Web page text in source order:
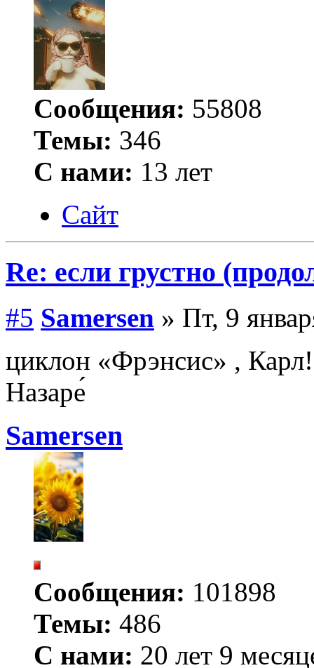
Сообщения: 55808
Темы: 346
С нами: 13 лет
Сайт
Re: если грустно
#5 Samersen » Пт, 9
циклон «Фрэнсис» , Карл!
Назаре́
Samersen
Сообщения: 101898
Темы: 486
С нами: 20 лет 9